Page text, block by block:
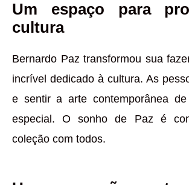
Um espaço para
cultura
Bernardo Paz transformou sua
incrível dedicado à cultura. As
e sentir a arte contemporânea
especial. O sonho de Paz é
coleção com todos.